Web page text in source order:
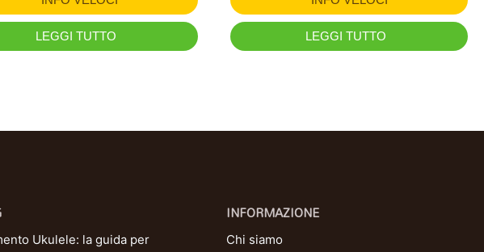
LEGGI TUTTO LEGGI TUTTO
Ukulele: la guida per
INFORMAZIONE
Chi siamo